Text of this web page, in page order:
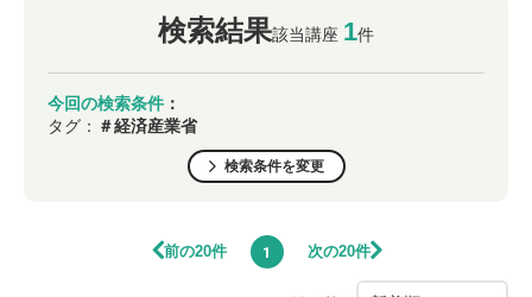
検索結果該当講座 1件
今回の検索条件 ：
タグ： ＃経済産業省
検索条件を変更
前の20件 1 次の20件